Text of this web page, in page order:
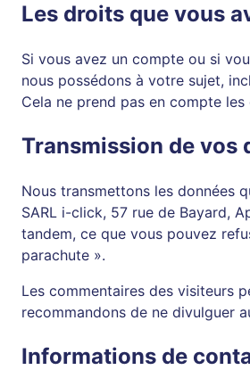
Les droits que vous
Si vous avez un compte ou si
nous possédons à votre sujet,
Cela ne prend pas en compte
Transmission de vos
Nous transmettons les données
SARL i-click, 57 rue de Bayard,
tandem, ce que vous pouvez
parachute ».
Les commentaires des visiteurs
recommandons de ne divulguer
Informations de